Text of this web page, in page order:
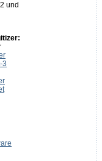
und
3